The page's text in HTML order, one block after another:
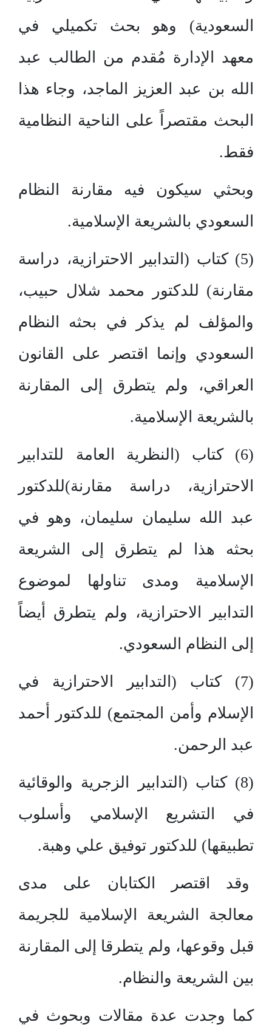
السعودية) وهو بحث تكميلي في
معهد الإدارة مُقدم من الطالب عبد
الله بن عبد العزيز الماجد، وجاء هذا
البحث مقتصراً على الناحية النظامية
فقط.
وبحثي سيكون فيه مقارنة النظام
السعودي بالشريعة الإسلامية.
(5) كتاب (التدابير الاحترازية، دراسة
مقارنة) للدكتور محمد شلال حبيب،
والمؤلف لم يذكر في بحثه النظام
السعودي وإنما اقتصر على القانون
العراقي، ولم يتطرق إلى المقارنة
بالشريعة الإسلامية.
(6) كتاب (النظرية العامة للتدابير
الاحترازية، دراسة مقارنة)للدكتور
عبد الله سليمان سليمان، وهو في
بحثه هذا لم يتطرق إلى الشريعة
الإسلامية ومدى تناولها لموضوع
التدابير الاحترازية، ولم يتطرق أيضاً
إلى النظام السعودي.
(7) كتاب (التدابير الاحترازية في
الإسلام وأمن المجتمع) للدكتور أحمد
عبد الرحمن.
(8) كتاب (التدابير الزجرية والوقائية
في التشريع الإسلامي وأسلوب
تطبيقها) للدكتور توفيق علي وهبة.
وقد اقتصر الكتابان على مدى
معالجة الشريعة الإسلامية للجريمة
قبل وقوعها، ولم يتطرقا إلى المقارنة
بين الشريعة والنظام.
كما وجدت عدة مقالات وبحوث في